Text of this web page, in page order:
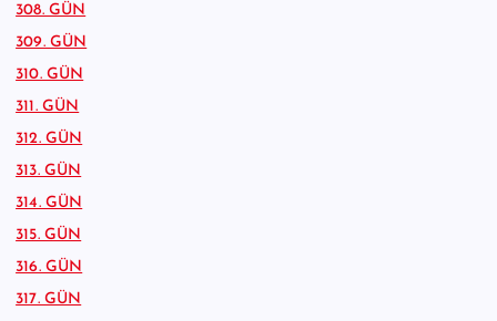
308. GÜN
309. GÜN
310. GÜN
311. GÜN
312. GÜN
313. GÜN
314. GÜN
315. GÜN
316. GÜN
317. GÜN